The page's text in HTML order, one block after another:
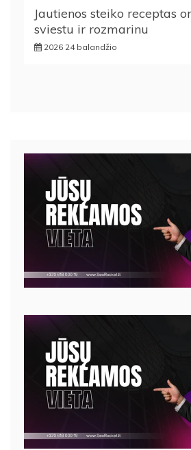
Jautienos steiko receptas
sviestu ir rozmarinu
2026 24 balandžio